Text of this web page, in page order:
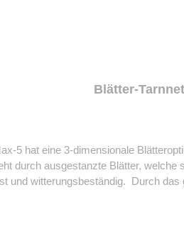
Blätter-
5 hat eine 3-dimensionale
durch ausgestanzte Blätter,
und witterungsbeständig. Durch